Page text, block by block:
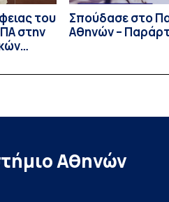
του
στην
Σπούδασε στο
Αθηνών –
Αθηνών